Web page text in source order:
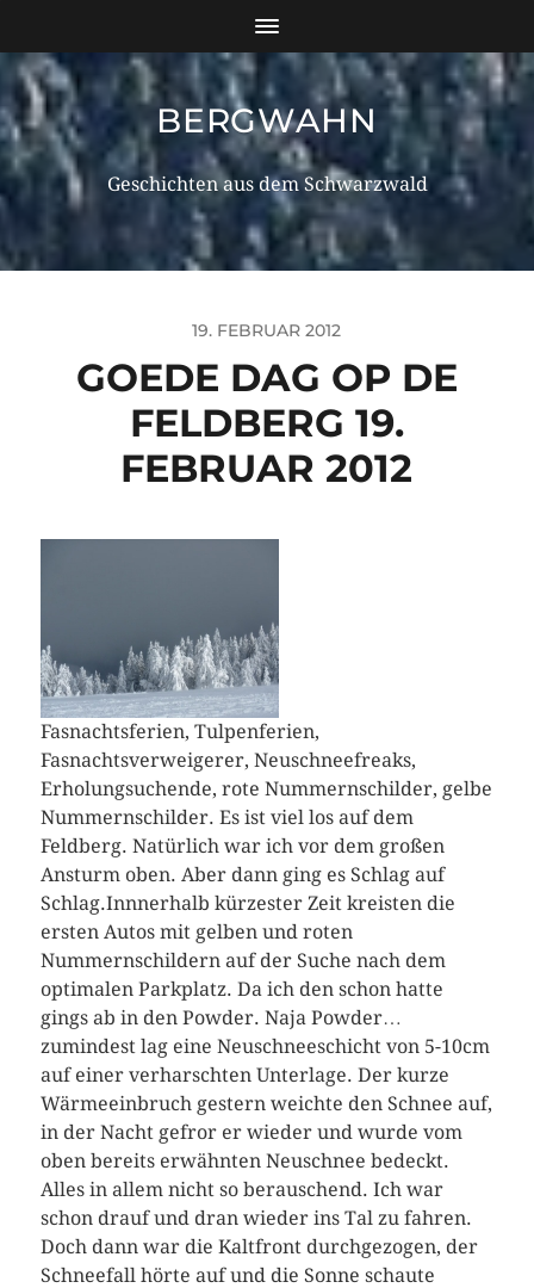
BERGWAHN
Geschichten aus dem Schwarzwald
19. FEBRUAR 2012
GOEDE DAG OP DE
FELDBERG 19.
FEBRUAR 2012
Fasnachtsferien, Tulpenferien,
Fasnachtsverweigerer, Neuschneefreaks,
Erholungsuchende, rote Nummernschilder, gelbe
Nummernschilder. Es ist viel los auf dem
Feldberg. Natürlich war ich vor dem großen
Ansturm oben. Aber dann ging es Schlag auf
Schlag.Innnerhalb kürzester Zeit kreisten die
ersten Autos mit gelben und roten
Nummernschildern auf der Suche nach dem
optimalen Parkplatz. Da ich den schon hatte
gings ab in den Powder. Naja Powder…
zumindest lag eine Neuschneeschicht von 5-10cm
auf einer verharschten Unterlage. Der kurze
Wärmeeinbruch gestern weichte den Schnee auf,
in der Nacht gefror er wieder und wurde vom
oben bereits erwähnten Neuschnee bedeckt.
Alles in allem nicht so berauschend. Ich war
schon drauf und dran wieder ins Tal zu fahren.
Doch dann war die Kaltfront durchgezogen, der
Schneefall hörte auf und die Sonne schaute